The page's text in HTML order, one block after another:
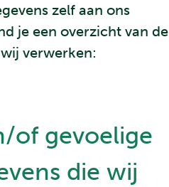
zelf aan ons
je een overzicht van de
verwerken:
of gevoelige
die wij